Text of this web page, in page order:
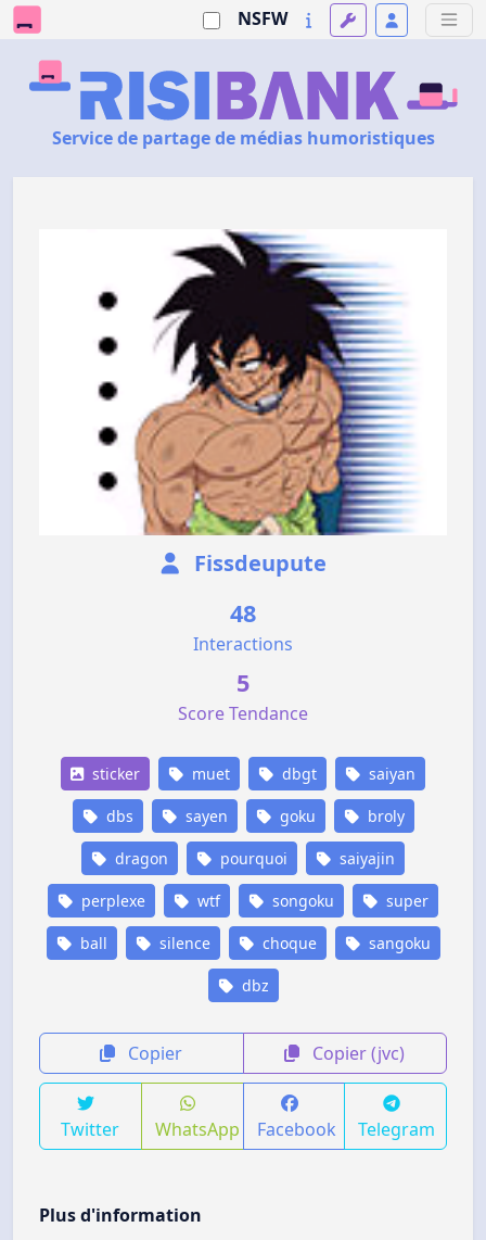
NSFW
Service de partage de médias humoristiques
Fissdeupute
48
Interactions
5
Score Tendance
sticker muet dbgt saiyan
dbs sayen goku broly
dragon pourquoi saiyajin
perplexe wtf songoku super
ball silence choque sangoku
dbz
Copier Copier (jvc)
Twitter WhatsApp Facebook Telegram
Plus d'information